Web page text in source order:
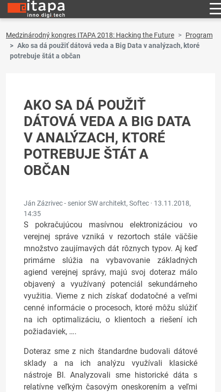
Medzinárodný kongres ITAPA 2018: Hacking the Future
Program
Ako sa dá použiť dátová veda a Big Data v analýzach, ktoré
potrebuje štát a občan
AKO SA DÁ POUŽIŤ
DÁTOVÁ VEDA A BIG DATA
V ANALÝZACH, KTORÉ
POTREBUJE ŠTÁT A
OBČAN
Ján Zázrivec - senior SW architekt, Softec · 13.11.2018,
14:35
S pokračujúcou masívnou elektronizáciou vo
verejnej správe vzniká v rezortoch stále väčšie
množstvo zaujímavých dát rôznych typov. Aj keď
primárne slúžia na vybavovanie základných
agiend verejnej správy, majú svoj doteraz málo
objavený a využívaný potenciál sekundárneho
využitia. Vieme z nich získať dodatočné a veľmi
cenné informácie o procesoch, ktoré môžu slúžiť
na ich optimalizáciu, o klientoch a riešení ich
požiadaviek, ….
Doteraz sme z nich štandardne budovali dátové
sklady a na ich analýzu využívali klasické
nástroje BI. Analyzovali sme historické dáta s
relatívne veľkým časovým oneskorením a veľmi